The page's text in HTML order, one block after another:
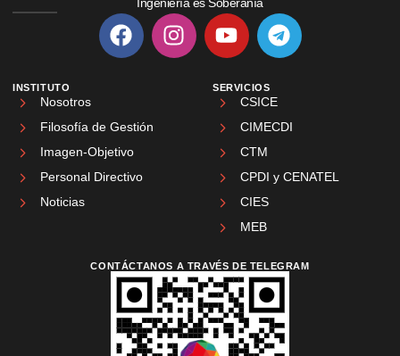
INSTITUTO
Nosotros
Filosofía de Gestión
Imagen-Objetivo
Personal Directivo
Noticias
SERVICIOS
CSICE
CIMECDI
CTM
CPDI y CENATEL
CIES
MEB
CONTÁCTANOS A TRAVÉS DE TELEGRAM